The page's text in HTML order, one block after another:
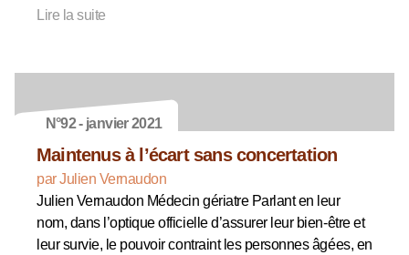
Lire la suite
N°92 - janvier 2021
Maintenus à l’écart sans concertation
par Julien Vernaudon
Julien Vernaudon Médecin gériatre Parlant en leur
nom, dans l’optique officielle d’assurer leur bien-être et
leur survie, le pouvoir contraint les personnes âgées, en